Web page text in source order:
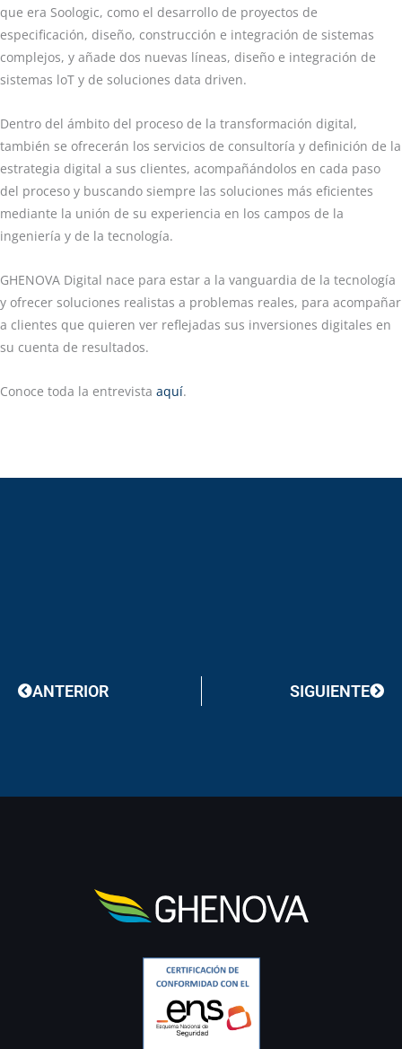
que era Soologic, como el desarrollo de proyectos de
especificación, diseño, construcción e integración de sistemas
complejos, y añade dos nuevas líneas, diseño e integración de
sistemas loT y de soluciones data driven.
Dentro del ámbito del proceso de la transformación digital,
también se ofrecerán los servicios de consultoría y definición de la
estrategia digital a sus clientes, acompañándolos en cada paso
del proceso y buscando siempre las soluciones más eficientes
mediante la unión de su experiencia en los campos de la
ingeniería y de la tecnología.
GHENOVA Digital nace para estar a la vanguardia de la tecnología
y ofrecer soluciones realistas a problemas reales, para acompañar
a clientes que quieren ver reflejadas sus inversiones digitales en
su cuenta de resultados.
Conoce toda la entrevista aquí.
ANTERIOR SIGUIENTE